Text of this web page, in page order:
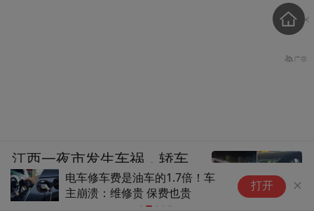
电车修车费是油车的1.7倍！车
主崩溃：维修贵 保费也贵
打开
江西一夜市发生车祸，轿车
撞倒10余辆电动车、摩托
车，目击者：出事后司机一